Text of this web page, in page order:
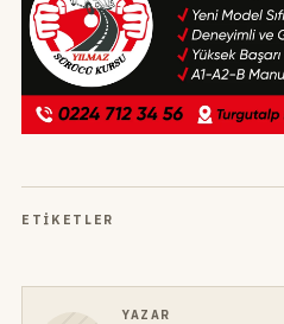
ETIKETLER
YAZAR